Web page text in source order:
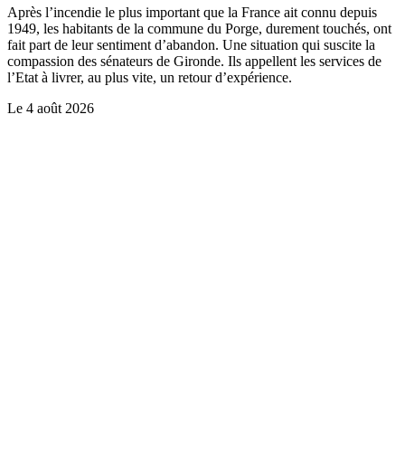
Après l’incendie le plus important que la France ait connu depuis
1949, les habitants de la commune du Porge, durement touchés, ont
fait part de leur sentiment d’abandon. Une situation qui suscite la
compassion des sénateurs de Gironde. Ils appellent les services de
l’Etat à livrer, au plus vite, un retour d’expérience.
Le 4 août 2026